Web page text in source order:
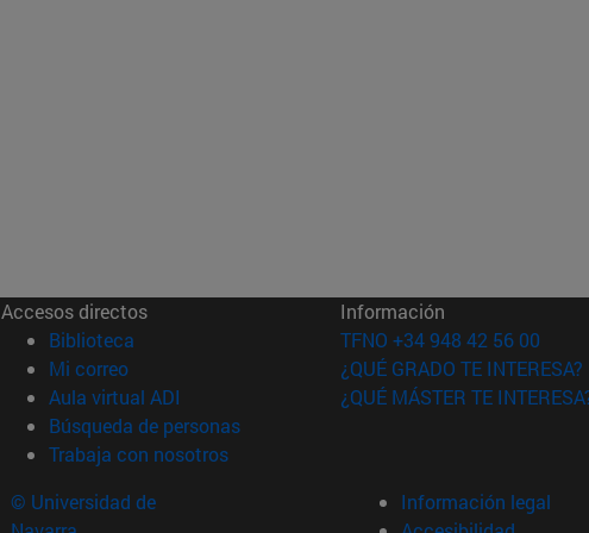
Accesos directos
Biblioteca (abre en nueva ventana)
Mi correo(abre en nueva ventana)
Aula virtual ADI (abre en nueva ventana)
Búsqueda de personas(abre en nueva ventana)
Trabaja con nosotros(abre en nueva ventana)
Información
TFNO +34 948 42 56 00
¿QUÉ GRADO TE INTERESA?
¿QUÉ MÁSTER TE
© Universidad de
Información legal